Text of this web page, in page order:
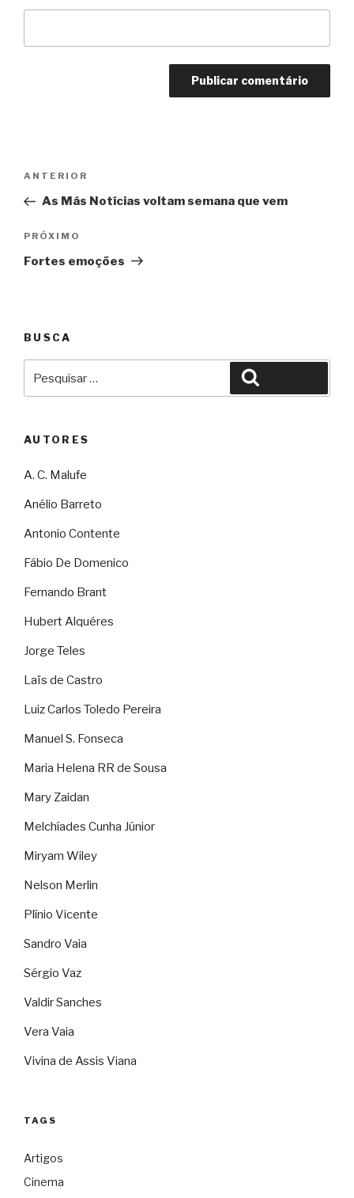
Post
Anterior
ANTERIOR
As Más Notícias voltam semana que vem
Próximo
PRÓXIMO
Fortes emoções
BUSCA
por:
AUTORES
A. C. Malufe
Anélio Barreto
Antonio Contente
Fábio De Domenico
Fernando Brant
Hubert Alquéres
Jorge Teles
Laïs de Castro
Luiz Carlos Toledo Pereira
Manuel S. Fonseca
Maria Helena RR de Sousa
Mary Zaidan
Melchíades Cunha Júnior
Miryam Wiley
Nelson Merlin
Plínio Vicente
Sandro Vaia
Sérgio Vaz
Valdir Sanches
Vera Vaia
Vivina de Assis Viana
TAGS
Artigos
Cinema